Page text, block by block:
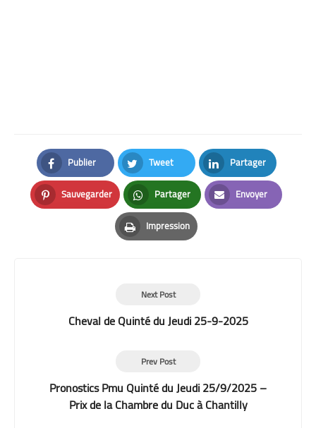
Publier
Facebook
Tweet
Twitter
Partager
LinkedIn
Sauvegarder
Pinterest
Partager
Whatsapp
Envoyer
Email
Impression
Print
Next Post
Cheval de Quinté du Jeudi 25-9-2025
Prev Post
Pronostics Pmu Quinté du Jeudi 25/9/2025 –
Prix de la Chambre du Duc à Chantilly